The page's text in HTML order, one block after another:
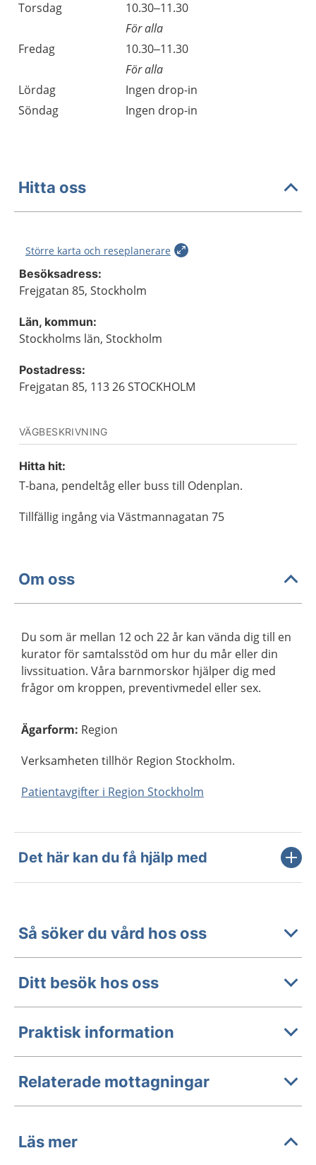
Torsdag
10.30–11.30
För alla
Fredag
10.30–11.30
För alla
Lördag
Ingen drop-in
Söndag
Ingen drop-in
Hitta oss
Större karta och reseplanerare
Besöksadress:
Frejgatan 85, Stockholm
Län, kommun:
Stockholms län, Stockholm
Postadress:
Frejgatan 85, 113 26 STOCKHOLM
VÄGBESKRIVNING
Hitta hit:
T-bana, pendeltåg eller buss till Odenplan.
Tillfällig ingång via Västmannagatan 75
Om oss
Du som är mellan 12 och 22 år kan vända dig till en
kurator för samtalsstöd om hur du mår eller din
livssituation. Våra barnmorskor hjälper dig med
frågor om kroppen, preventivmedel eller sex.
Ägarform: Region
Verksamheten tillhör Region Stockholm.
Patientavgifter i Region Stockholm
Det här kan du få hjälp med
Så söker du vård hos oss
Ditt besök hos oss
Praktisk information
Relaterade mottagningar
Läs mer